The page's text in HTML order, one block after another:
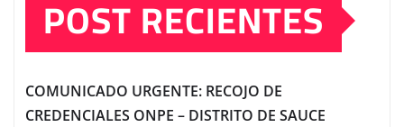
POST RECIENTES
COMUNICADO URGENTE: RECOJO DE
CREDENCIALES ONPE – DISTRITO DE SAUCE